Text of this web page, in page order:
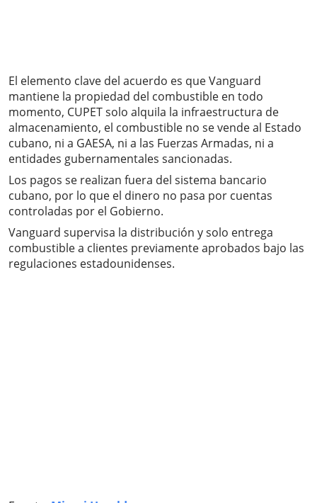
El elemento clave del acuerdo es que Vanguard
mantiene la propiedad del combustible en todo
momento, CUPET solo alquila la infraestructura de
almacenamiento, el combustible no se vende al Estado
cubano, ni a GAESA, ni a las Fuerzas Armadas, ni a
entidades gubernamentales sancionadas.
Los pagos se realizan fuera del sistema bancario
cubano, por lo que el dinero no pasa por cuentas
controladas por el Gobierno.
Vanguard supervisa la distribución y solo entrega
combustible a clientes previamente aprobados bajo las
regulaciones estadounidenses.